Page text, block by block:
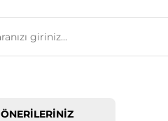
ÖNERILERINIZ